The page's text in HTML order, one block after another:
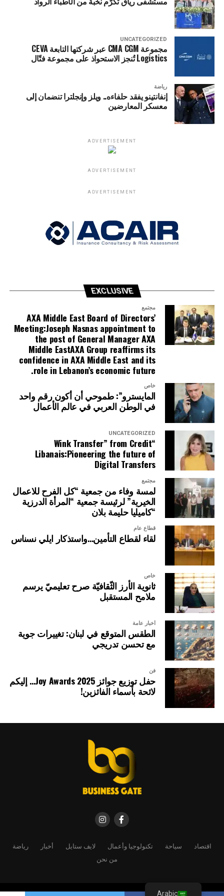
UNCATEGORIZED
مجموعة CMA CGM عبر شركتها التابعة CEVA
Logistics تُنجز الاستحواذ على مجموعة فتّال
رياضة
إنفانتينو يفقد حلفاءه.. ويلز وإنجلترا تنضمان إلى
معسكر المعارضين
ADVERTISEMENT
ADVERTISEMENT
ADVERTISEMENT
EXCLUSIVE
مجتمع
AXA Middle East Board of Directors’
Meeting:Joseph Nasnas appointment to
the post of General Manager AXA
Middle EastAXA Group reaffirms its
confidence in AXA Middle East and its
role in Lebanon’s economic future.
خاص
المايسترو”: طموحي أن أكون رقم واحد
في الوطن العربي في عالم الأعمال
UNCATEGORIZED
“Wink Transfer” from Credit
Libanais:Pioneering the future of
Digital Transfers
مجتمع
لمسة وفاء من جمعية “كل الفرح للاعمال
الخيرية” لرئيسة جمعية “المرأة الدرزية
“كاميليا حليمة بلان
قطاع عام
لقاء لقطاع التأمين…واستذكار ايلي نسناس
خاص
ثانوية الأرز الثّقافيّة صرح تعليميّ يرسم
ملامح المستقبل
أخبار عامة
الطقس المتوقع في لبنان: تغييرات جوية
مع تحسن تدريجي
فن
حفل توزيع جوائز Joy Awards 2025… إليكم
لائحة بأسماء الفائزين!
اقتصاد سياحة تكنولوجيا وأعمال لايف ستايل أخبار
رياضة
من نحن
Arabic